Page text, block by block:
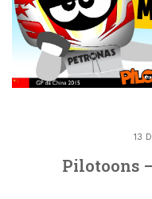
13
Pilotoons